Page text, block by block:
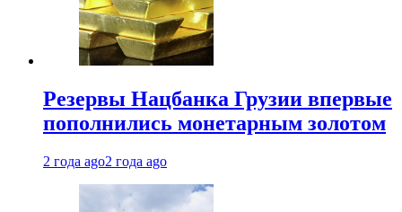
Резервы Нацбанка Грузии впервые
пополнились монетарным золотом
2 года ago2 года ago